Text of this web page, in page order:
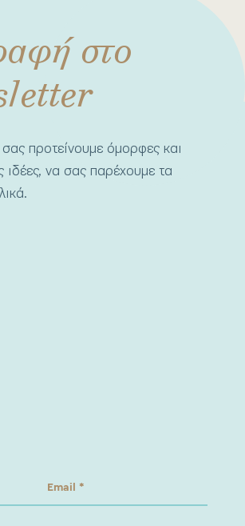
στο
προτείνουμε όμορφες και
ιδέες, να σας παρέχουμε τα